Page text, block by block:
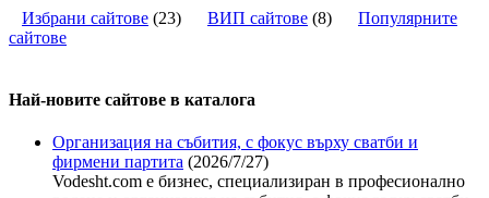
Избрани сайтове (23) ВИП сайтове (8) Популярните
сайтове
Най-новите сайтoве в каталога
Организация на събития, с фокус върху сватби и
фирмени партита (2026/7/27)
Vodesht.com е бизнес, специализиран в професионално